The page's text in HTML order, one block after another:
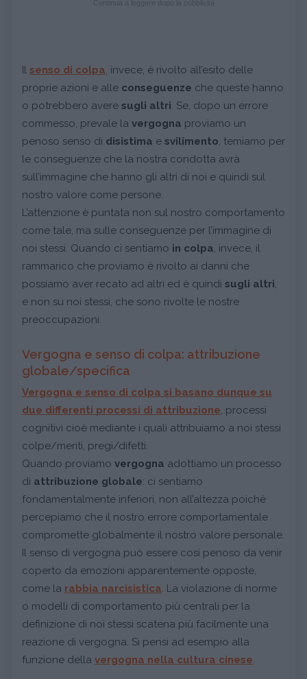
Il senso di colpa , invece, è rivolto all’esito delle
proprie azioni e alle conseguenze che queste hanno
o potrebbero avere sugli altri . Se, dopo un errore
commesso, prevale la vergogna proviamo un
penoso senso di disistima e svilimento , temiamo per
le conseguenze che la nostra condotta avrà
sull’immagine che hanno gli altri di noi e quindi sul
nostro valore come persone.
L’attenzione è puntata non sul nostro comportamento
come tale, ma sulle conseguenze per l’immagine di
noi stessi. Quando ci sentiamo in colpa , invece, il
rammarico che proviamo è rivolto ai danni che
possiamo aver recato ad altri ed è quindi sugli altri
e non su noi stessi, che sono rivolte le nostre
preoccupazioni.
Vergogna e senso di colpa: attribuzione
globale/specifica
Vergogna e senso di colpa si basano dunque su
due differenti processi di attribuzione , processi
cognitivi cioè mediante i quali attribuiamo a noi stessi
colpe/meriti, pregi/difetti.
Quando proviamo vergogna adottiamo un processo
di attribuzione globale: ci sentiamo
fondamentalmente inferiori, non all’altezza poiché
percepiamo che il nostro errore comportamentale
compromette globalmente il nostro valore personale.
Il senso di vergogna può essere così penoso da venir
coperto da emozioni apparentemente opposte,
come la rabbia narcisistica . La violazione di norme
o modelli di comportamento più centrali per la
definizione di noi stessi scatena più facilmente una
reazione di vergogna. Si pensi ad esempio alla
funzione della vergogna nella cultura cinese